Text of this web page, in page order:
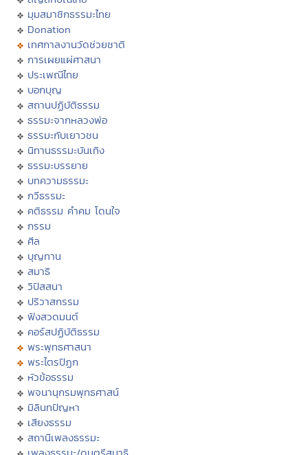
มุมสมาชิกธรรมะไทย
Donation
เทศกาลงานวัดช่วยชาติ
การเผยแผ่ศาสนา
ประเพณีไทย
บอกบุญ
สถานปฏิบัติธรรม
ธรรมะจากหลวงพ่อ
ธรรมะกับเยาวชน
นิทานธรรมะบันเทิง
ธรรมะบรรยาย
บทความธรรมะ
กวีธรรมะ
คติธรรม คำคม โดนใจ
กรรม
ศีล
บุญทาน
สมาธิ
วิปัสสนา
ปริวาสกรรม
ฟังสวดมนต์
คอร์สปฏิบัติธรรม
พระพุทธศาสนา
พระไตรปิฏก
หัวข้อธรรม
พจนานุกรมพุทธศาสน์
มิลินทปัญหา
เสียงธรรม
สถานีเพลงธรรมะ